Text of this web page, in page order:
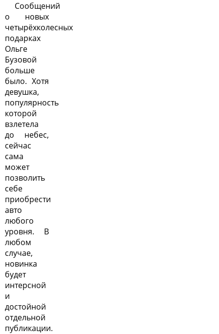
Сообщений
о новых
четырёхколесных
подарках
Ольге
Бузовой
больше
было. Хотя
девушка,
популярность
которой
взлетела
до небес,
сейчас
сама
может
позволить
себе
приобрести
авто
любого
уровня. В
любом
случае,
новинка
будет
интерсной
и
достойной
отдельной
публикации.